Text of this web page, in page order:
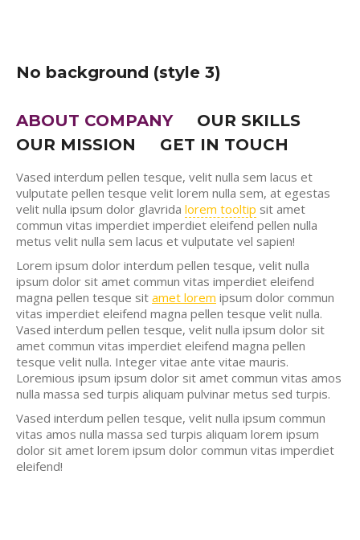
No background (style 3)
ABOUT COMPANY
OUR SKILLS
OUR MISSION
GET IN TOUCH
Vased interdum pellen tesque, velit nulla sem lacus et
vulputate pellen tesque velit lorem nulla sem, at egestas
velit nulla ipsum dolor glavrida lorem tooltip sit amet
commun vitas imperdiet imperdiet eleifend pellen nulla
metus velit nulla sem lacus et vulputate vel sapien!
Lorem ipsum dolor interdum pellen tesque, velit nulla
ipsum dolor sit amet commun vitas imperdiet eleifend
magna pellen tesque sit amet lorem ipsum dolor commun
vitas imperdiet eleifend magna pellen tesque velit nulla.
Vased interdum pellen tesque, velit nulla ipsum dolor sit
amet commun vitas imperdiet eleifend magna pellen
tesque velit nulla. Integer vitae ante vitae mauris.
Loremious ipsum ipsum dolor sit amet commun vitas amos
nulla massa sed turpis aliquam pulvinar metus sed turpis.
Vased interdum pellen tesque, velit nulla ipsum commun
vitas amos nulla massa sed turpis aliquam lorem ipsum
dolor sit amet lorem ipsum dolor commun vitas imperdiet
eleifend!